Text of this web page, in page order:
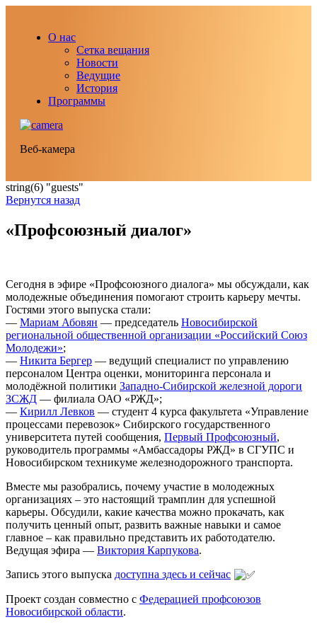
О нас
Сетка вещания
Новости
Ведущие
История
Программы
Веб-камера
string(6) "guests"
Вернутся назад
«Профсоюзный диалог»
Сегодня в эфире «Профсоюзного диалога» мы обсуждали, как
молодежные объединения помогают строить карьеру мечты.
Гостями этого выпуска стали:
— Мариам Абовян — председатель Новосибирской
региональной общественной организации «Российский Союз
Молодежи»;
— Никита Бергер — ведущий специалист по управлению
персоналом Центра оценки, мониторинга персонала и
молодёжной политики Западно-Сибирской железной дороги
ЗСЖД — филиала ОАО «РЖД»;
— Кирилл Левков — студент 4 курса факультета «Управление
процессами перевозок» Сибирского государственного
университета путей сообщения, Первый Профсоюзный,
руководитель программы «Амбассадоры РЖД» в СГУПС и
Новосибирском техникуме железнодорожного транспорта.
Вместе мы разобрались, почему участие в молодежных
организациях – это настоящий трамплин для успешной
карьеры. Обсудили, какие качества можно прокачать, как
получить ценный опыт, развить важные навыки и самое
главное – как правильно представить их работодателю.
Ведущая эфира — Виктория Карпукова.
Запись этого выпуска доступна здесь и сейчас
Проект создан совместно с Федерацией профсоюзов
Новосибирской области.